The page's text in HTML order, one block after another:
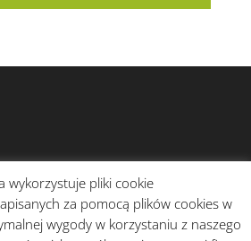
wykorzystuje pliki cookie
za pomocą plików cookies w
wygody w korzystaniu z naszego